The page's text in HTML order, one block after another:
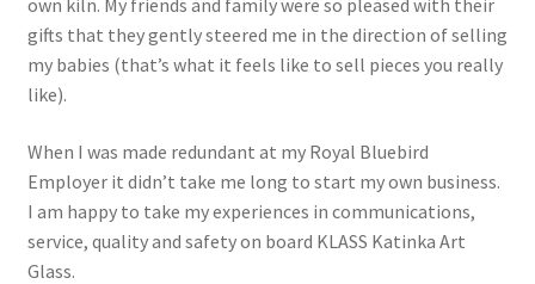
own kiln. My friends and family were so pleased with their
gifts that they gently steered me in the direction of selling
my babies (that’s what it feels like to sell pieces you really
like).
When I was made redundant at my Royal Bluebird
Employer it didn’t take me long to start my own business.
I am happy to take my experiences in communications,
service, quality and safety on board KLASS Katinka Art
Glass.